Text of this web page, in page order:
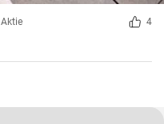
Aktie 4